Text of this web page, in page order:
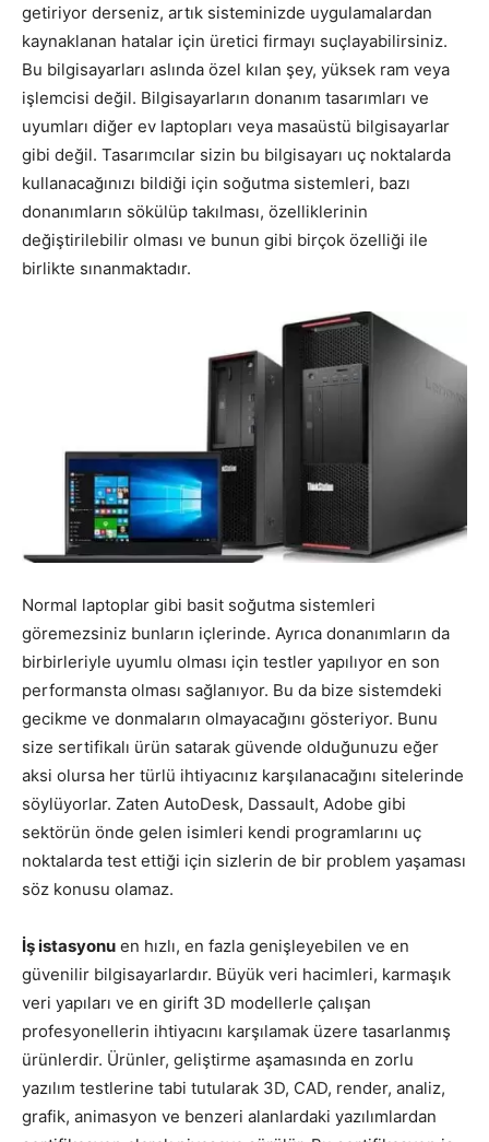
getiriyor derseniz, artık sisteminizde uygulamalardan
kaynaklanan hatalar için üretici firmayı suçlayabilirsiniz.
Bu bilgisayarları aslında özel kılan şey, yüksek ram veya
işlemcisi değil. Bilgisayarların donanım tasarımları ve
uyumları diğer ev laptopları veya masaüstü bilgisayarlar
gibi değil. Tasarımcılar sizin bu bilgisayarı uç noktalarda
kullanacağınızı bildiği için soğutma sistemleri, bazı
donanımların sökülüp takılması, özelliklerinin
değiştirilebilir olması ve bunun gibi birçok özelliği ile
birlikte sınanmaktadır.
Normal laptoplar gibi basit soğutma sistemleri
göremezsiniz bunların içlerinde. Ayrıca donanımların da
birbirleriyle uyumlu olması için testler yapılıyor en son
performansta olması sağlanıyor. Bu da bize sistemdeki
gecikme ve donmaların olmayacağını gösteriyor. Bunu
size sertifikalı ürün satarak güvende olduğunuzu eğer
aksi olursa her türlü ihtiyacınız karşılanacağını sitelerinde
söylüyorlar. Zaten AutoDesk, Dassault, Adobe gibi
sektörün önde gelen isimleri kendi programlarını uç
noktalarda test ettiği için sizlerin de bir problem yaşaması
söz konusu olamaz.
İş istasyonu en hızlı, en fazla genişleyebilen ve en
güvenilir bilgisayarlardır. Büyük veri hacimleri, karmaşık
veri yapıları ve en girift 3D modellerle çalışan
profesyonellerin ihtiyacını karşılamak üzere tasarlanmış
ürünlerdir. Ürünler, geliştirme aşamasında en zorlu
yazılım testlerine tabi tutularak 3D, CAD, render, analiz,
grafik, animasyon ve benzeri alanlardaki yazılımlardan